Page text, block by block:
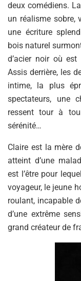
deux comédiens.
un réalisme sobre,
une écriture
bois naturel
d’acier noir où
Assis derrière, les
intime, la plus
spectateurs, une
ressent tour à
sérénité…
Claire est la mère
atteint d’une
est l’être pour
voyageur, le jeune
roulant, incapable
d’une extrême
grand créateur de